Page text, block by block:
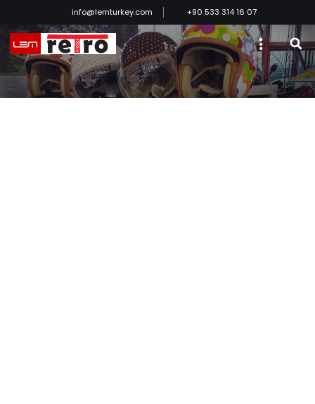
info@lemturkey.com +90 533 314 16 07